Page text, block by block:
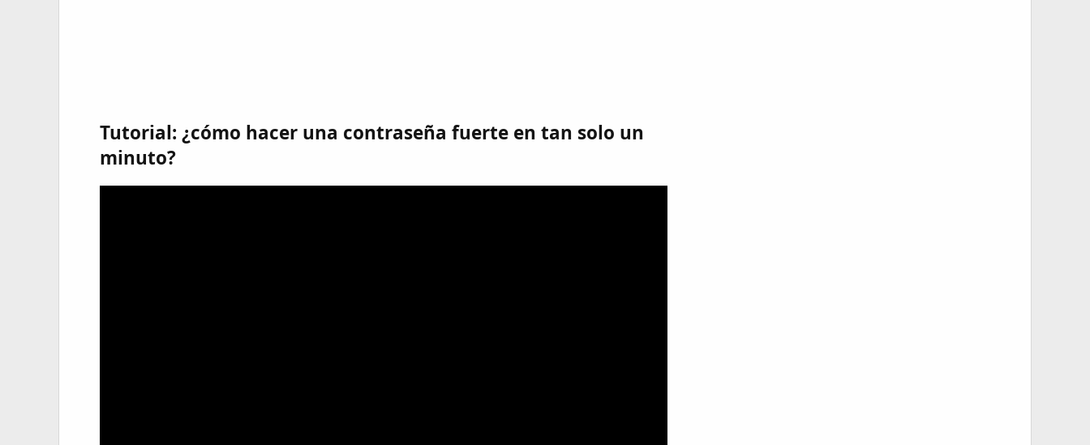
Tutorial: ¿cómo hacer una contraseña fuerte en tan solo un
minuto?